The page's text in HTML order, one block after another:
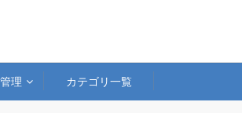
理 カテゴリ一覧